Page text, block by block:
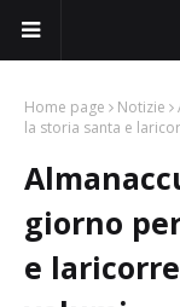
Home page Notizie
la storia santa e
giorno
e